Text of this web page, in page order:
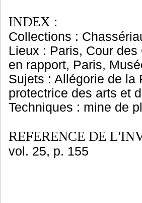
INDEX :
Collections :
Lieux : Paris, Cour
en rapport, Paris,
Sujets : Allégorie de la
protectrice des arts et
Techniques : mine de
REFERENCE DE
vol. 25, p. 155